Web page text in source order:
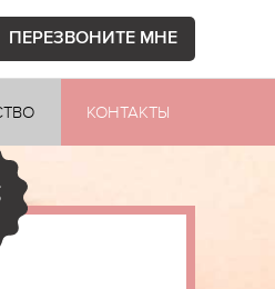
ПЕРЕЗВОНИТЕ МНЕ
КОНТАКТЫ